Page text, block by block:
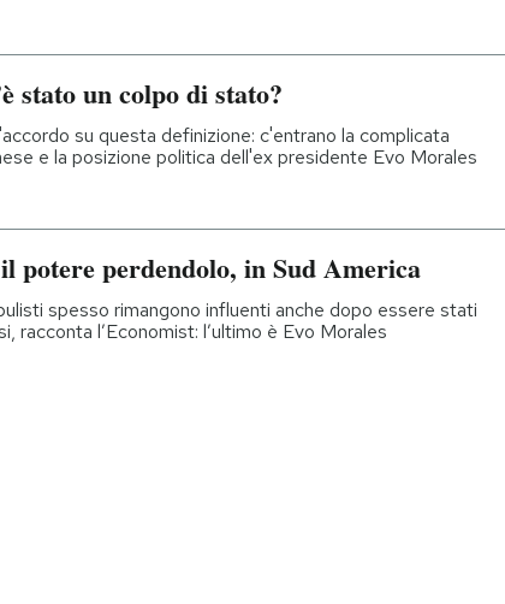
stato un colpo di stato?
su questa definizione: c'entrano la complicata
e la posizione politica dell'ex presidente Evo Morales
potere perdendolo, in Sud America
spesso rimangono influenti anche dopo essere stati
racconta l’Economist: l’ultimo è Evo Morales